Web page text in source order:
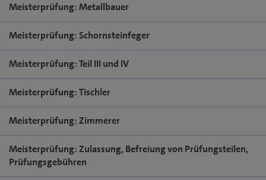
Meisterprüfung: Metallbauer
Meisterprüfung: Schornsteinfeger
Meisterprüfung: Teil III und IV
Meisterprüfung: Tischler
Meisterprüfung: Zimmerer
Meisterprüfung: Zulassung, Befreiung von Prüfungsteilen,
Prüfungsgebühren